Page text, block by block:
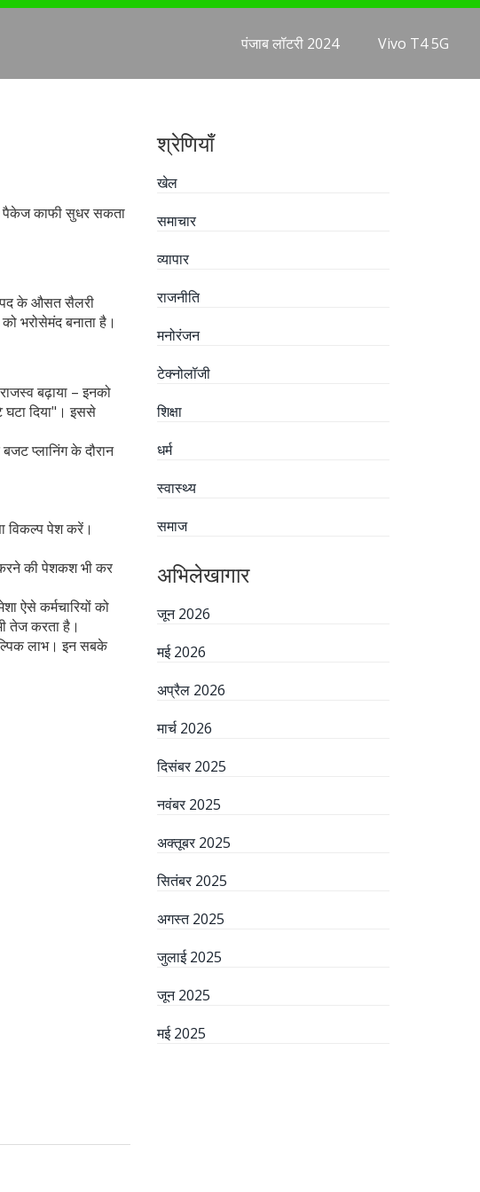
पंजाब लॉटरी 2024 Vivo T4 5G
पैकेज काफी सुधर सकता
पद के औसत सैलरी
भरोसेमंद बनाता है।
बढ़ाया – इनको
दिया"। इससे
प्लानिंग के दौरान
विकल्प पेश करें।
करने की पेशकश भी कर
ऐसे कर्मचारियों को
तेज करता है।
लाभ। इन सबके
श्रेणियाँ
खेल
समाचार
व्यापार
राजनीति
मनोरंजन
टेक्नोलॉजी
शिक्षा
धर्म
स्वास्थ्य
समाज
अभिलेखागार
जून 2026
मई 2026
अप्रैल 2026
मार्च 2026
दिसंबर 2025
नवंबर 2025
अक्तूबर 2025
सितंबर 2025
अगस्त 2025
जुलाई 2025
जून 2025
मई 2025